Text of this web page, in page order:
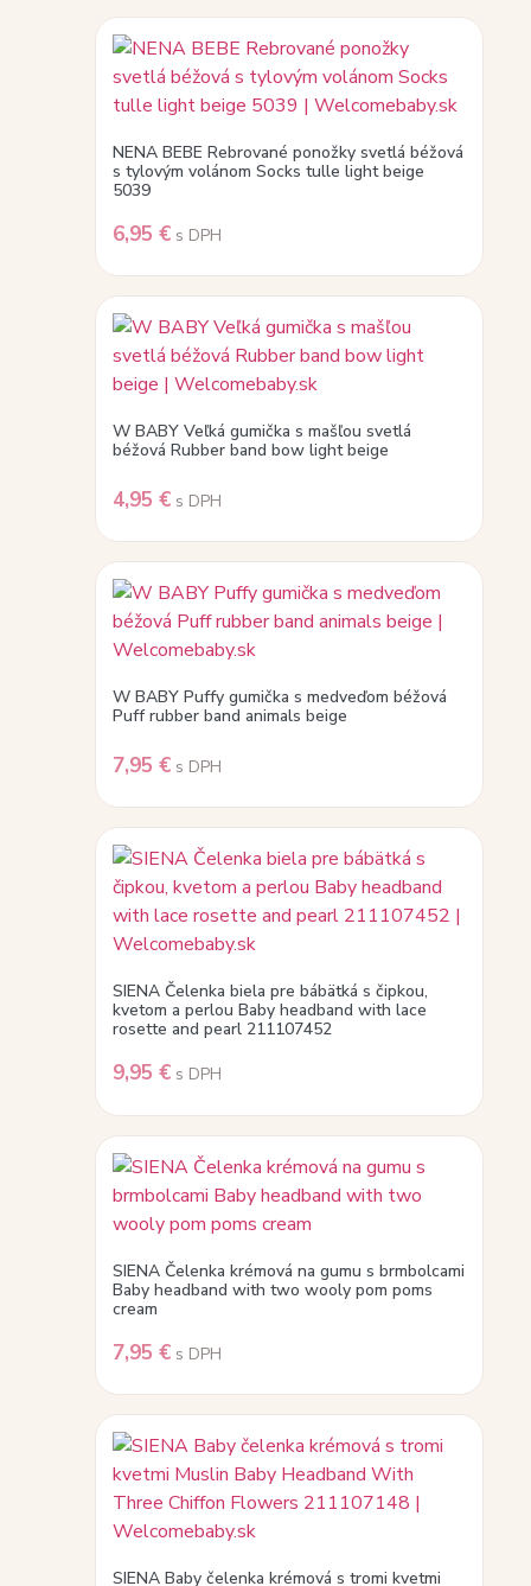
NENA BEBE Rebrované ponožky svetlá béžová
s tylovým volánom Socks tulle light beige
5039
6,95 € s DPH
W BABY Veľká gumička s mašľou svetlá
béžová Rubber band bow light beige
4,95 € s DPH
W BABY Puffy gumička s medveďom béžová
Puff rubber band animals beige
7,95 € s DPH
SIENA Čelenka biela pre bábätká s čipkou,
kvetom a perlou Baby headband with lace
rosette and pearl 211107452
9,95 € s DPH
SIENA Čelenka krémová na gumu s brmbolcami
Baby headband with two wooly pom poms
cream
7,95 € s DPH
SIENA Baby čelenka krémová s tromi kvetmi